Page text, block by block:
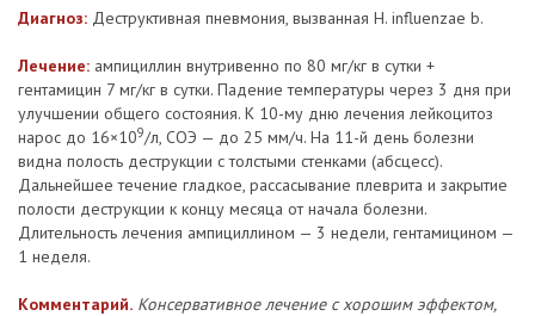
Диагноз: Деструктивная пневмония, вызванная H. influenzae b.
Лечение: ампициллин внутривенно по 80 мг/кг в сутки +
гентамицин 7 мг/кг в сутки. Падение температуры через 3 дня при
улучшении общего состояния. К 10-му дню лечения лейкоцитоз
нарос до 16×109/л, СОЭ — до 25 мм/ч. На 11-й день болезни
видна полость деструкции с толстыми стенками (абсцесс).
Дальнейшее течение гладкое, рассасывание плеврита и закрытие
полости деструкции к концу месяца от начала болезни.
Длительность лечения ампициллином — 3 недели, гентамицином —
1 неделя.
Комментарий. Консервативное лечение с хорошим эффектом,